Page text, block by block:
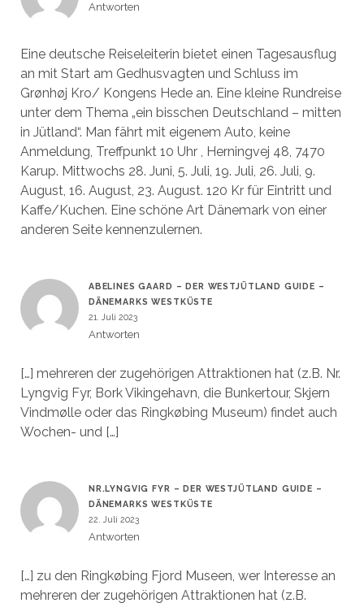
Antworten
Eine deutsche Reiseleiterin bietet einen Tagesausflug
an mit Start am Gedhusvagten und Schluss im
Grønhøj Kro/ Kongens Hede an. Eine kleine Rundreise
unter dem Thema „ein bisschen Deutschland – mitten
in Jütland“. Man fährt mit eigenem Auto, keine
Anmeldung, Treffpunkt 10 Uhr , Herningvej 48, 7470
Karup. Mittwochs 28. Juni, 5. Juli, 19. Juli, 26. Juli, 9.
August, 16. August, 23. August. 120 Kr für Eintritt und
Kaffe/Kuchen. Eine schöne Art Dänemark von einer
anderen Seite kennenzulernen.
ABELINES GAARD – DER WESTJÜTLAND GUIDE –
DÄNEMARKS WESTKÜSTE
21. Juli 2023
Antworten
[…] mehreren der zugehörigen Attraktionen hat (z.B. Nr.
Lyngvig Fyr, Bork Vikingehavn, die Bunkertour, Skjern
Vindmølle oder das Ringkøbing Museum) findet auch
Wochen- und […]
NR.LYNGVIG FYR – DER WESTJÜTLAND GUIDE –
DÄNEMARKS WESTKÜSTE
22. Juli 2023
Antworten
[…] zu den Ringkøbing Fjord Museen, wer Interesse an
mehreren der zugehörigen Attraktionen hat (z.B.